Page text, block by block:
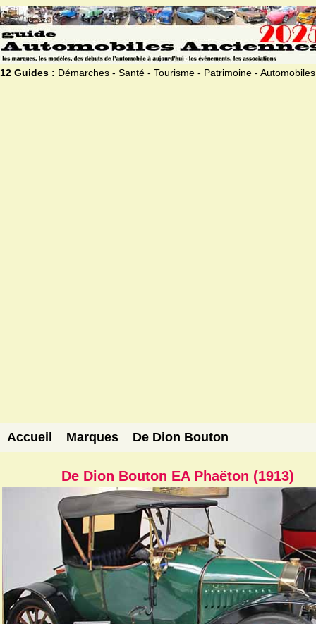
12 Guides : Démarches - Santé - Tourisme - Patrimoine - Automobiles
Accueil Marques De Dion Bouton
De Dion Bouton EA Phaëton (1913)